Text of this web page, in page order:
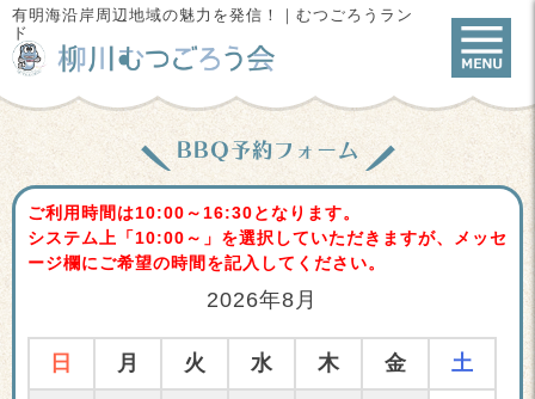
有明海沿岸周辺地域の魅力を発信！｜むつごろうラン
ド
BBQ予約フォーム
ご利用時間は10:00～16:30となります。
システム上「10:00～」を選択していただきますが、メッセ
ージ欄にご希望の時間を記入してください。
2026年8月
日 月 火 水 木 金 土